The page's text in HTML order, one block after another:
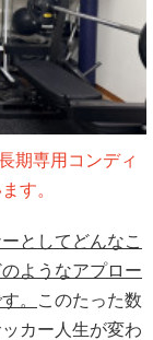
期専用コンディ
す。
としてどんなこ
ようなアプロー
。
このたった数
カー人生が変わ